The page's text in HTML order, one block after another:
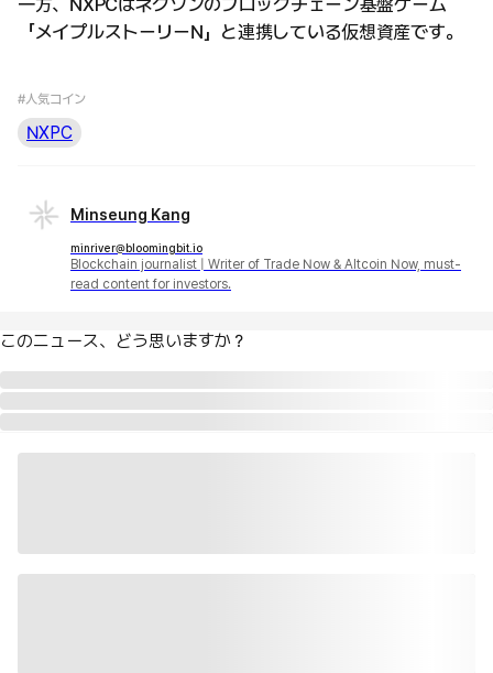
「メイプルストーリーN」と連携している仮想資産です。
#人気コイン
NXPC
Minseung Kang
minriver@bloomingbit.io
Blockchain journalist | Writer of Trade Now & Altcoin Now, must-
read content for investors.
このニュース、どう思いますか？